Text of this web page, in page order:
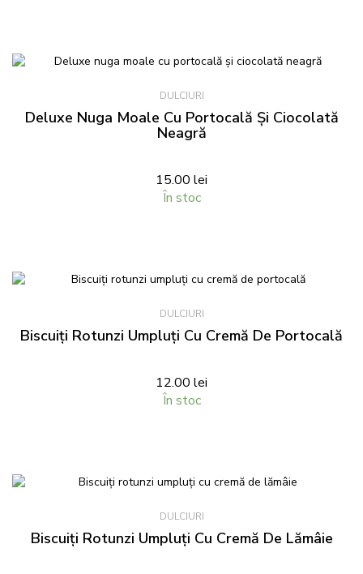
DULCIURI
Deluxe Nuga Moale Cu Portocală Și Ciocolată
Neagră
15.00 lei
În stoc
DULCIURI
Biscuiți Rotunzi Umpluți Cu Cremă De Portocală
12.00 lei
În stoc
DULCIURI
Biscuiți Rotunzi Umpluți Cu Cremă De Lămâie